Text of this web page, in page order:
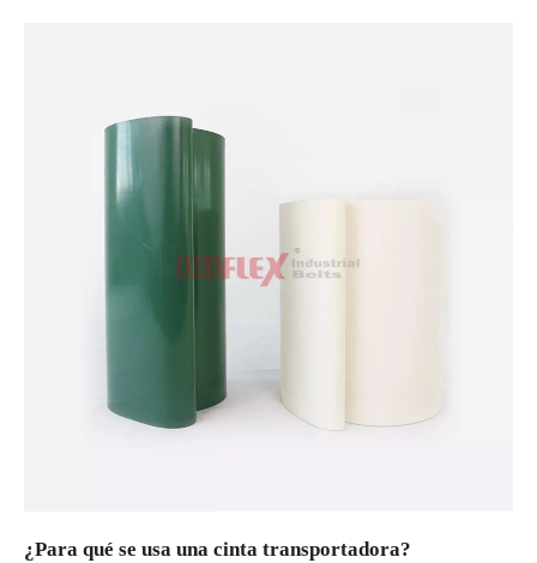
¿Para qué se usa una cinta transportadora?